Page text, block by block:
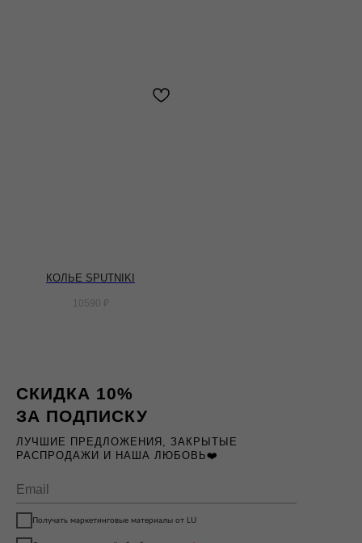
КОЛЬЕ SPUTNIKI
10590 ₽
СКИДКА 10%
ЗА ПОДПИСКУ
Получать маркетинговые материалы от LU
ЛУЧШИЕ ПРЕДЛОЖЕНИЯ, ЗАКРЫТЫЕ
РАСПРОДАЖИ И НАША ЛЮБОВЬ❤️